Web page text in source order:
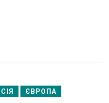
ЄВРОПА